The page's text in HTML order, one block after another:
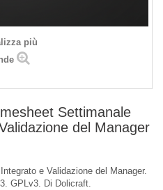
più
Settimanale
del Manager
e Validazione del Manager.
GPLv3. Di Dolicraft.